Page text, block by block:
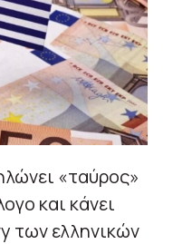
«ταύρος»
και κάνει
των ελληνικών